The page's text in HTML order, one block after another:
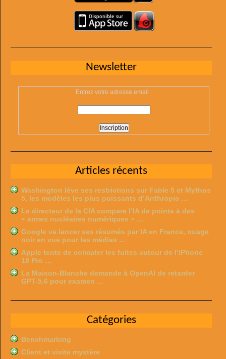
Newsletter
Entrez votre adresse email :
Articles récents
Washington lève ses restrictions sur Fable 5 et Mythos
5, les modèles les plus puissants d’Anthropic …
Le directeur de la CIA compare l’IA de pointe à des
« armes nucléaires numériques » …
Google va lancer ses résumés par IA en France, nuage
noir en vue pour les médias …
Apple tente de colmater les fuites autour de l’iPhone
18 Pro …
La Maison-Blanche demande à OpenAI de retarder
GPT-5.6 pour examen …
Catégories
Benchmarking
Client et visite mystère